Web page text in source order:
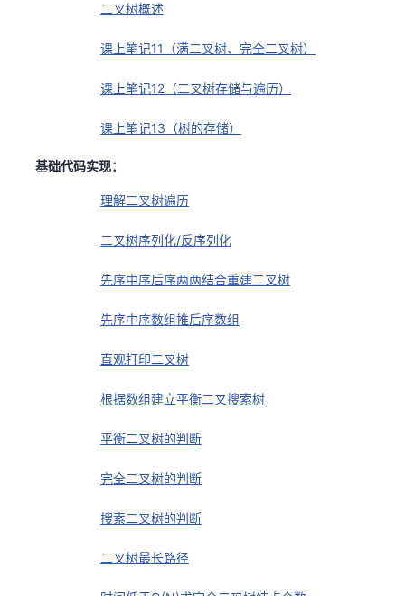
二叉树概述
课上笔记11（满二叉树、完全二叉树）
课上笔记12（二叉树存储与遍历）
课上笔记13（树的存储）
基础代码实现：
理解二叉树遍历
二叉树序列化/反序列化
先序中序后序两两结合重建二叉树
先序中序数组推后序数组
直观打印二叉树
根据数组建立平衡二叉搜索树
平衡二叉树的判断
完全二叉树的判断
搜索二叉树的判断
二叉树最长路径